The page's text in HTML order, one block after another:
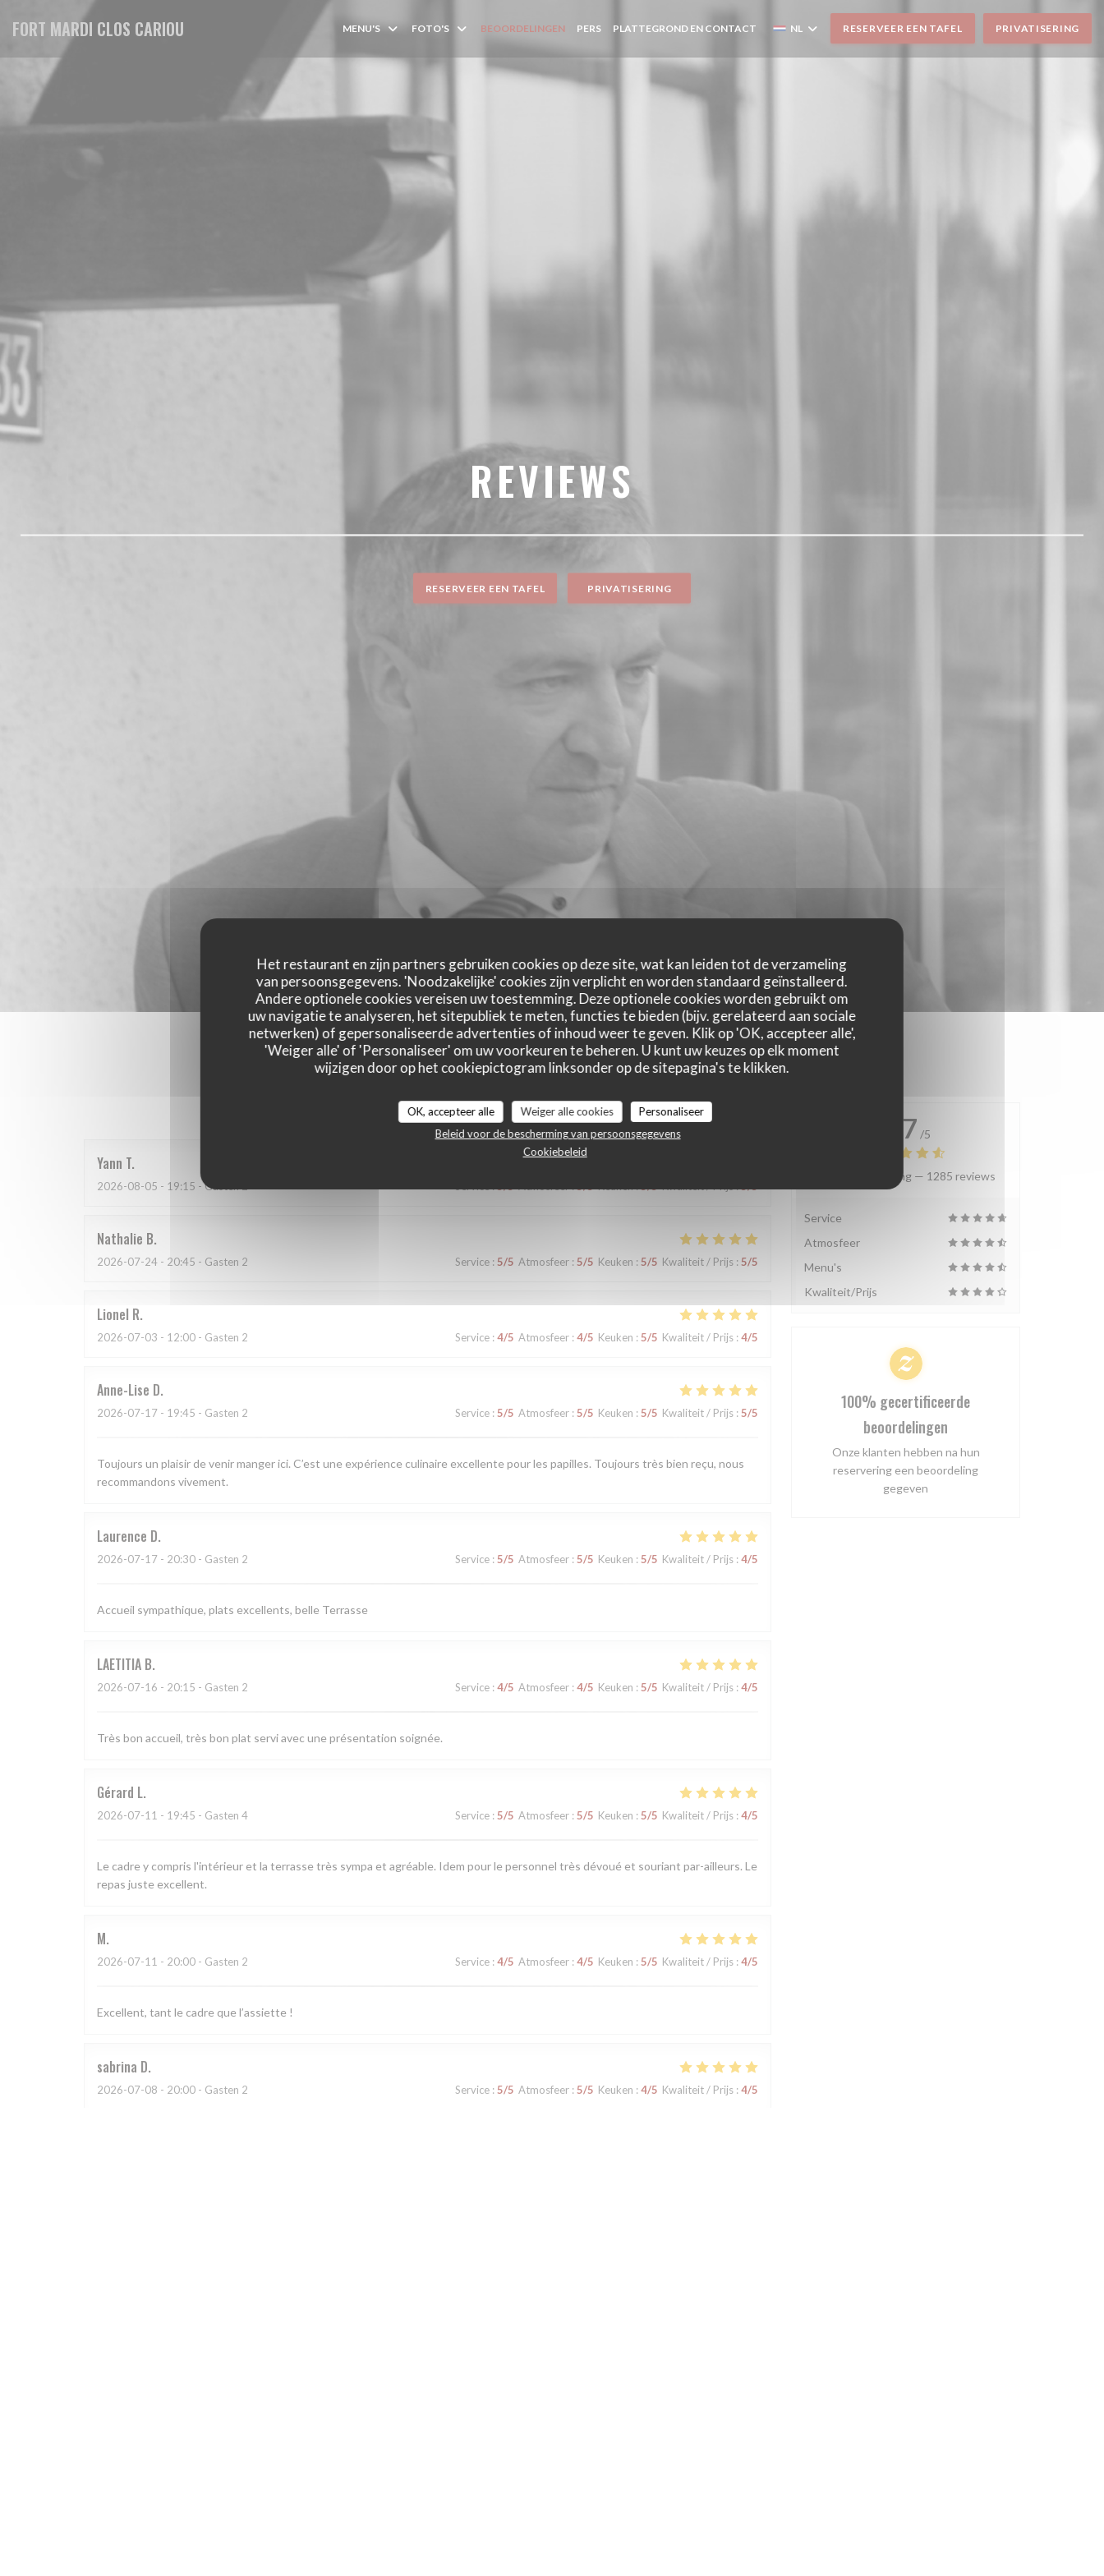
Het restaurant en zijn partners gebruiken cookies op deze site, wat kan leiden tot de verzameling
van persoonsgegevens. 'Noodzakelijke' cookies zijn verplicht en worden standaard geïnstalleerd.
Andere optionele cookies vereisen uw toestemming. Deze optionele cookies worden gebruikt om
uw navigatie te analyseren, het sitepubliek te meten, functies te bieden (bijv. gerelateerd aan sociale
netwerken) of gepersonaliseerde advertenties of inhoud weer te geven. Klik op 'OK, accepteer alle',
'Weiger alle' of 'Personaliseer' om uw voorkeuren te beheren. U kunt uw keuzes op elk moment
wijzigen door op het cookiepictogram linksonder op de sitepagina's te klikken.
OK, accepteer alle Weiger alle cookies
Personaliseer
Beleid voor de bescherming van persoonsgegevens
Cookiebeleid
FORT MARDI CLOS CARIOU MENU'S FOTO'S BEOORDELINGEN PERS PLATTEGROND EN CONTACT NL RESERVEER EEN TAFEL PRIVATISERING
REVIEWS
RESERVEER EEN TAFEL PRIVATISERING
Onze gastbeoordelingen
Yann T
2026-08-05 - 19:15 - Gasten 2
Nathalie B
2026-07-24 - 20:45 - Gasten 2 Service : 5/5 Atmosfeer : 5/5 Keuken : 5/5 Kwaliteit / Prijs : 5/5
Lionel R
2026-07-03 - 12:00 - Gasten 2 Service : 4/5 Atmosfeer : 4/5 Keuken : 5/5 Kwaliteit / Prijs : 4/5
Anne-Lise D
2026-07-17 - 19:45 - Gasten 2 Service : 5/5 Atmosfeer : 5/5 Keuken : 5/5 Kwaliteit / Prijs : 5/5
Toujours un plaisir de venir manger ici. C’est une expérience culinaire excellente pour les papilles. Toujours très bien reçu, nous
recommandons vivement.
Laurence D
2026-07-17 - 20:30 - Gasten 2 Service : 5/5 Atmosfeer : 5/5 Keuken : 5/5 Kwaliteit / Prijs : 4/5
Accueil sympathique, plats excellents, belle Terrasse
LAETITIA B
2026-07-16 - 20:15 - Gasten 2 Service : 4/5 Atmosfeer : 4/5 Keuken : 5/5 Kwaliteit / Prijs : 4/5
Très bon accueil, très bon plat servi avec une présentation soignée.
Gérard L
2026-07-11 - 19:45 - Gasten 4 Service : 5/5 Atmosfeer : 5/5 Keuken : 5/5 Kwaliteit / Prijs : 4/5
Le cadre y compris l'intérieur et la terrasse très sympa et agréable. Idem pour le personnel très dévoué et souriant par-ailleurs. Le
repas juste excellent.
M
2026-07-11 - 20:00 - Gasten 2 Service : 4/5 Atmosfeer : 4/5 Keuken : 5/5 Kwaliteit / Prijs : 4/5
Excellent, tant le cadre que l’assiette !
sabrina D
2026-07-08 - 20:00 - Gasten 2 Service : 5/5 Atmosfeer : 5/5 Keuken : 4/5 Kwaliteit / Prijs : 4/5
4.7 /5
Gemiddelde rating — 1285 reviews
Service
Atmosfeer
Menu's
Kwaliteit/Prijs
100% gecertificeerde
beoordelingen
Onze klanten hebben na hun
reservering een beoordeling
gegeven